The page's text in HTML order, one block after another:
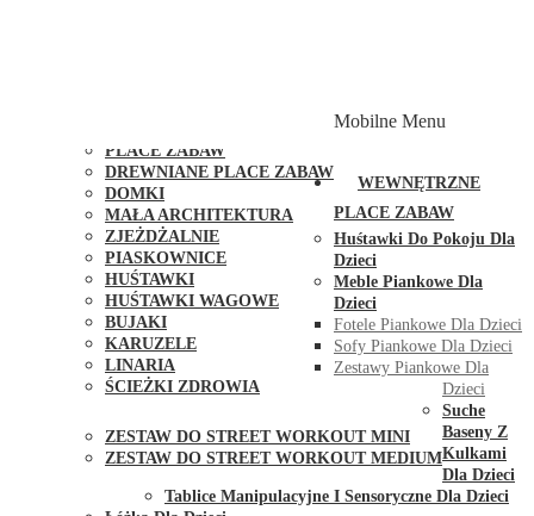
PLACE ZABAW
DREWNIANE PLACE ZABAW
DOMKI
MAŁA ARCHITEKTURA
ZJEŻDŻALNIE
PIASKOWNICE
HUŚTAWKI
HUŚTAWKI WAGOWE
BUJAKI
KARUZELE
LINARIA
ŚCIEŻKI ZDROWIA
ZESTAW DO STREET WORKOUT MINI
ZESTAW DO STREET WORKOUT MEDIUM
Mobilne Menu
WEWNĘTRZNE
PLACE ZABAW
Huśtawki Do Pokoju Dla
Dzieci
Meble Piankowe Dla
Dzieci
Fotele Piankowe Dla Dzieci
Sofy Piankowe Dla Dzieci
Zestawy Piankowe Dla
Dzieci
Suche
Baseny Z
Kulkami
Dla Dzieci
Tablice Manipulacyjne I Sensoryczne Dla Dzieci